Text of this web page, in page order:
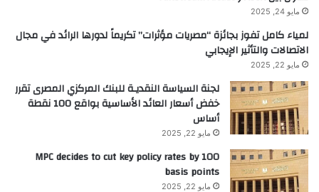
مايو 24, 2025
لمياء كامل تفوز بجائزة “مصريات مؤثرات” تكريماً لدورها الرائد في مجال
الاتصالات والتأثير الإيجابي
مايو 22, 2025
لجنة السياسة النقديـة للبنك المركزي المصرى تقرر
خفض أسعار العائد الأساسية بواقع 100 نقطة
أساس
مايو 22, 2025
MPC decides to cut key policy rates by 100
basis points
مايو 22, 2025